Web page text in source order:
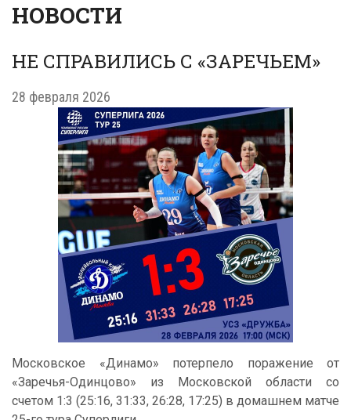
НОВОСТИ
НЕ СПРАВИЛИСЬ С «ЗАРЕЧЬЕМ»
28 февраля 2026
Московское «Динамо» потерпело поражение от
«Заречья-Одинцово» из Московской области со
счетом 1:3 (25:16, 31:33, 26:28, 17:25) в домашнем матче